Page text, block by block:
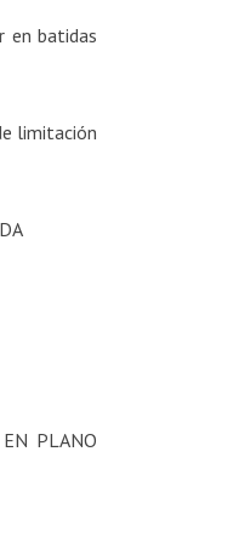
en batidas
limitación
PLANO